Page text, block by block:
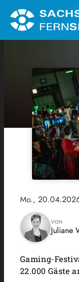
Mo.,
VON
Juliane
Gaming-
22.000 Gäste